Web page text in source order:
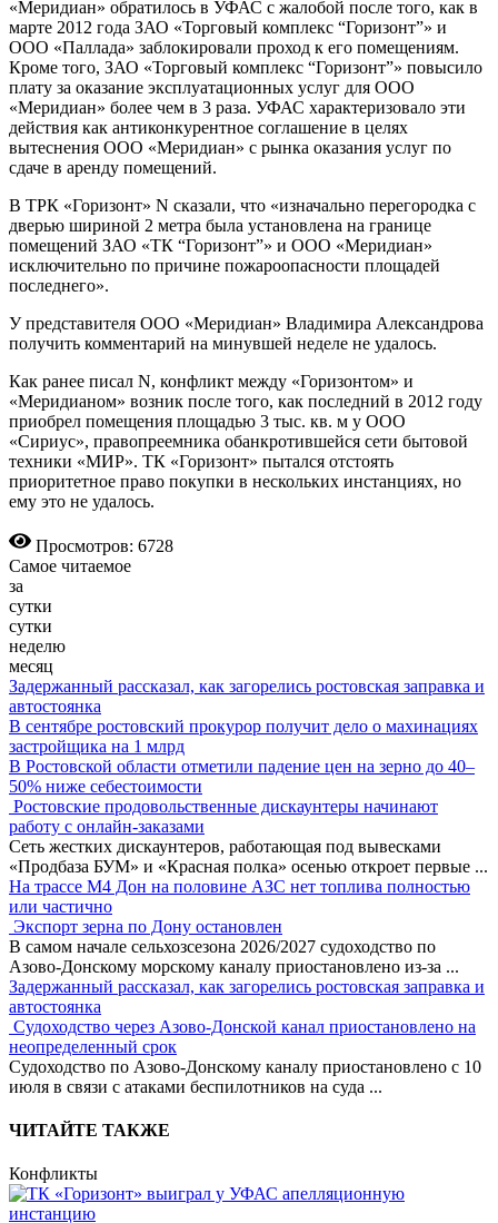
«Меридиан» обратилось в УФАС с жалобой после того, как в
марте 2012 года ЗАО «Торговый комплекс “Горизонт”» и
ООО «Паллада» заблокировали проход к его помещениям.
Кроме того, ЗАО «Торговый комплекс “Горизонт”» повысило
плату за оказание эксплуатационных услуг для ООО
«Меридиан» более чем в 3 раза. УФАС характеризовало эти
действия как антиконкурентное соглашение в целях
вытеснения ООО «Меридиан» с рынка оказания услуг по
сдаче в аренду помещений.
В ТРК «Горизонт» N сказали, что «изначально перегородка с
дверью шириной 2 метра была установлена на границе
помещений ЗАО «ТК “Горизонт”» и ООО «Меридиан»
исключительно по причине пожаро­опасности площадей
последнего».
У представителя ООО «Меридиан» Владимира Александрова
получить комментарий на минувшей неделе не удалось.
Как ранее писал N, конфликт между «Горизонтом» и
«Меридианом» возник после того, как последний в 2012 году
приобрел помещения площадью 3 тыс. кв. м у ООО
«Сириус», правопреемника обанкротившейся сети бытовой
техники «МИР». ТК «Горизонт» пытался отстоять
приоритетное право покупки в нескольких инстанциях, но
ему это не удалось.
Просмотров: 6728
Самое читаемое
за
сутки
сутки
неделю
месяц
Задержанный рассказал, как загорелись ростовская заправка и
автостоянка
В сентябре ростовский прокурор получит дело о махинациях
застройщика на 1 млрд
В Ростовской области отметили падение цен на зерно до 40–
50% ниже себестоимости
Ростовские продовольственные дискаунтеры начинают
работу с онлайн-заказами
Сеть жестких дискаунтеров, работающая под вывесками
«Продбаза БУМ» и «Красная полка» осенью откроет первые ...
На трассе М4 Дон на половине АЗС нет топлива полностью
или частично
Экспорт зерна по Дону остановлен
В самом начале сельхозсезона 2026/2027 судоходство по
Азово-Донскому морскому каналу приостановлено из-за ...
Задержанный рассказал, как загорелись ростовская заправка и
автостоянка
Судоходство через Азово-Донской канал приостановлено на
неопределенный срок
Судоходство по Азово-Донскому каналу приостановлено с 10
июля в связи с атаками беспилотников на суда ...
ЧИТАЙТЕ ТАКЖЕ
Конфликты